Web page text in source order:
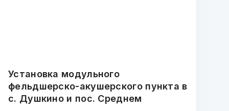
Установка модульного
фельдшерско-акушерского пункта в
с. Душкино и пос. Среднем